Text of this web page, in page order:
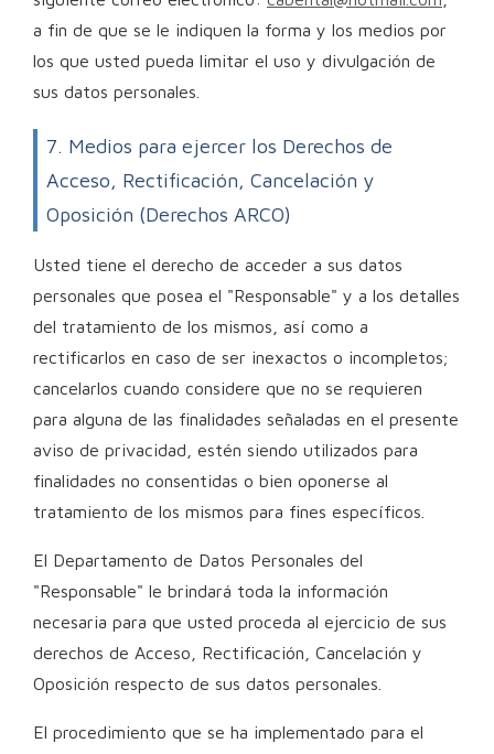
a fin de que se le indiquen la forma y los medios por
los que usted pueda limitar el uso y divulgación de
sus datos personales.
7. Medios para ejercer los Derechos de
Acceso, Rectificación, Cancelación y
Oposición (Derechos ARCO)
Usted tiene el derecho de acceder a sus datos
personales que posea el "Responsable" y a los detalles
del tratamiento de los mismos, así como a
rectificarlos en caso de ser inexactos o incompletos;
cancelarlos cuando considere que no se requieren
para alguna de las finalidades señaladas en el presente
aviso de privacidad, estén siendo utilizados para
finalidades no consentidas o bien oponerse al
tratamiento de los mismos para fines específicos.
El Departamento de Datos Personales del
"Responsable" le brindará toda la información
necesaria para que usted proceda al ejercicio de sus
derechos de Acceso, Rectificación, Cancelación y
Oposición respecto de sus datos personales.
El procedimiento que se ha implementado para el